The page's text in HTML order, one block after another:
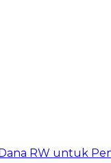
RW untuk